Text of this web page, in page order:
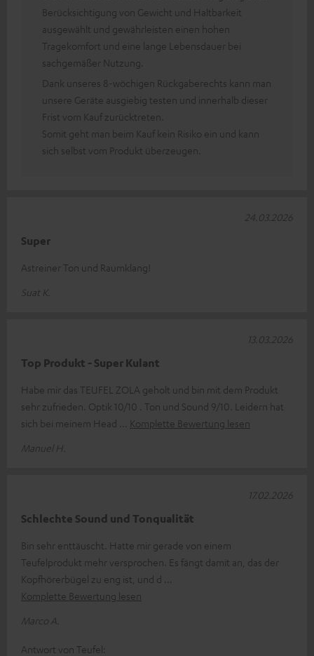
Berücksichtigung von Gewicht und Haltbarkeit
ausgewählt und gewährleisten einen hohen
Tragekomfort und eine lange Lebensdauer bei
sachgemäßer Nutzung.
Dank unseres 8-wöchigen Rückgaberechts kann man
unsere Geräte ausgiebig testen und innerhalb dieser
Frist vom Kauf zurücktreten.
Somit geht man beim Kauf kein Risiko ein und kann
sich selbst vom Produkt überzeugen.
Super
Astreiner Ton und Raumklang!
Suat K.
24.03.2026
Top Produkt - Super Kulant
Habe mir das TEUFEL ZOLA geholt und bin mit dem Produkt
sehr zufrieden. Optik 10/10 . Ton und Sound 9/10. Leidern hat
sich bei meinem Head
Komplette Bewertung lesen
Manuel H.
13.03.2026
Schlechte Sound und Tonqualität
Bin sehr enttäuscht. Hatte mir gerade von einem
Teufelprodukt mehr versprochen. Es fängt damit an, das der
Kopfhörerbügel zu eng ist, und d
Komplette Bewertung lesen
Marco A.
17.02.2026
Antwort von Teufel: